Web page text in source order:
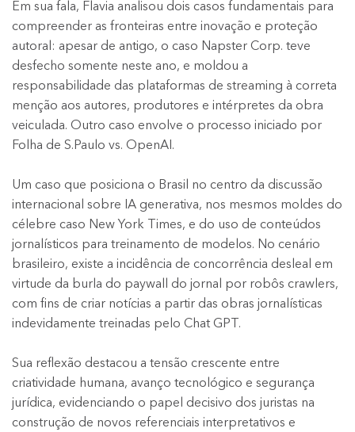
Em sua fala, Flavia analisou dois casos fundamentais para
compreender as fronteiras entre inovação e proteção
autoral: apesar de antigo, o caso Napster Corp. teve
desfecho somente neste ano, e moldou a
responsabilidade das plataformas de streaming à correta
menção aos autores, produtores e intérpretes da obra
veiculada. Outro caso envolve o processo iniciado por
Folha de S.Paulo vs. OpenAI.
Um caso que posiciona o Brasil no centro da discussão
internacional sobre IA generativa, nos mesmos moldes do
célebre caso New York Times, e do uso de conteúdos
jornalísticos para treinamento de modelos. No cenário
brasileiro, existe a incidência de concorrência desleal em
virtude da burla do paywall do jornal por robôs crawlers,
com fins de criar notícias a partir das obras jornalísticas
indevidamente treinadas pelo Chat GPT.
Sua reflexão destacou a tensão crescente entre
criatividade humana, avanço tecnológico e segurança
jurídica, evidenciando o papel decisivo dos juristas na
construção de novos referenciais interpretativos e